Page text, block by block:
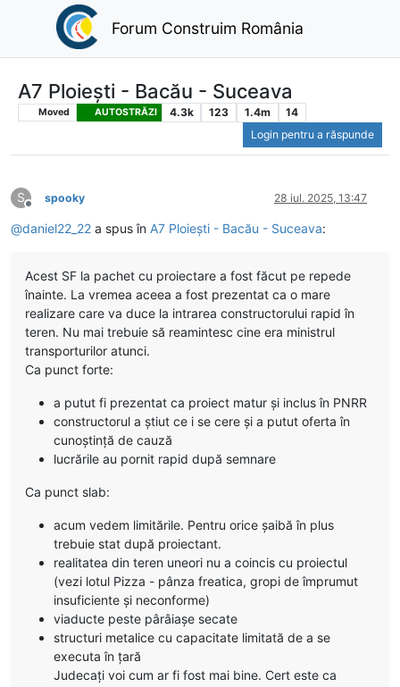
Forum Construim România
A7 Ploiești - Bacău - Suceava
Moved AUTOSTRĂZI 4.3k 123 1.4m
14
Login pentru a răspunde
S
Deconectat
spooky 28 iul. 2025, 13:47
@daniel22_22 a spus în A7 Ploiești - Bacău - Suceava:
Acest SF la pachet cu proiectare a fost făcut pe repede
înainte. La vremea aceea a fost prezentat ca o mare
realizare care va duce la intrarea constructorului rapid în
teren. Nu mai trebuie să reamintesc cine era ministrul
transporturilor atunci.
Ca punct forte:
a putut fi prezentat ca proiect matur și inclus în PNRR
constructorul a știut ce i se cere și a putut oferta în
cunoștință de cauză
lucrările au pornit rapid după semnare
Ca punct slab:
acum vedem limitările. Pentru orice șaibă în plus
trebuie stat după proiectant.
realitatea din teren uneori nu a coincis cu proiectul
(vezi lotul Pizza - pânza freatica, gropi de împrumut
insuficiente și neconforme)
viaducte peste pârâiașe secate
structuri metalice cu capacitate limitată de a se
executa în țară
Judecați voi cum ar fi fost mai bine. Cert este ca